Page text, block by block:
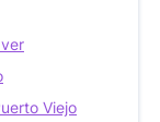
Viejo